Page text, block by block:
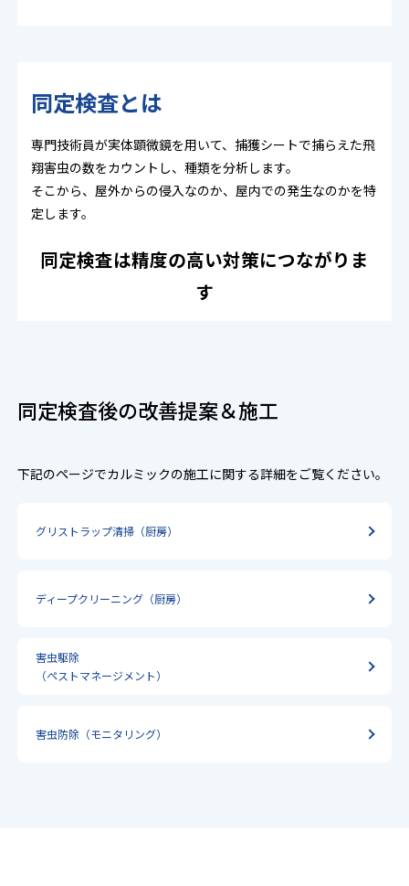
同定検査とは
専門技術員が実体顕微鏡を用いて、捕獲シートで捕らえた飛
翔害虫の数をカウントし、種類を分析します。
そこから、屋外からの侵入なのか、屋内での発生なのかを特
定します。
同定検査は精度の高い対策につながりま
す
同定検査後の改善提案＆施工
下記のページでカルミックの施工に関する詳細をご覧ください。
グリストラップ清掃（厨房）
ディープクリーニング （厨房）
害虫駆除
（ペストマネージメント）
害虫防除（モニタリング）